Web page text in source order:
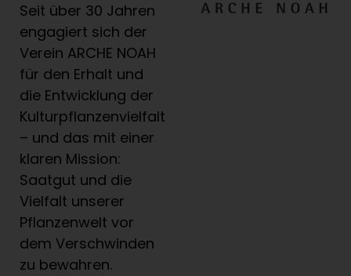
Seit über 30 Jahren
engagiert sich der
Verein ARCHE NOAH
für den Erhalt und
die Entwicklung der
Kulturpflanzenvielfalt
– und das mit einer
klaren Mission:
Saatgut und die
Vielfalt unserer
Pflanzenwelt vor
dem Verschwinden
zu bewahren.